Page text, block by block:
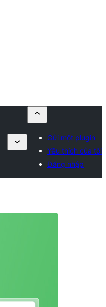
Gửi một plugin
Yêu thích của tôi
Đăng nhập